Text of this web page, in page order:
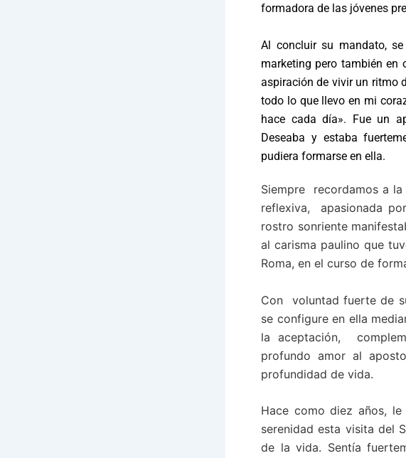
formadora de las jóvenes
Al concluir su mandato,
marketing pero también en
aspiración de vivir un ritmo
todo lo que llevo en mi
hace cada día». Fue un
Deseaba y estaba
pudiera formarse en ella.
Siempre recordamos a la
reflexiva, apasionada
rostro sonriente
al carisma paulino que
Roma, en el curso de
Con voluntad fuerte de
se configure en ella
la aceptación,
profundo amor al
profundidad de vida.
Hace como diez años,
serenidad esta visita del
de la vida. Sentía